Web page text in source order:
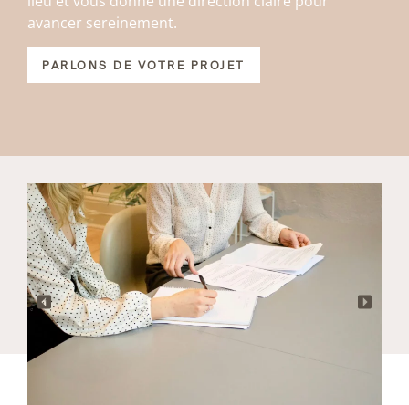
avancer sereinement.
PARLONS DE VOTRE PROJET